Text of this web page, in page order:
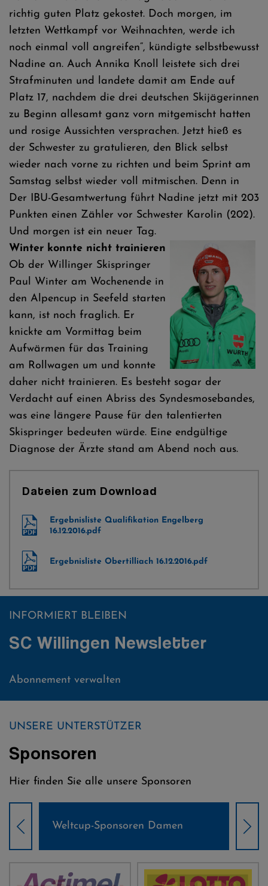
richtig guten Platz gekostet. Doch morgen, im
letzten Wettkampf vor Weihnachten, werde ich
noch einmal voll angreifen“, kündigte selbstbewusst
Nadine an. Auch Annika Knoll leistete sich drei
Strafminuten und landete damit am Ende auf
Platz 17, nachdem die drei deutschen Skijägerinnen
zu Beginn allesamt ganz vorn mitgemischt hatten
und rosige Aussichten versprachen. Jetzt hieß es
der Schwester zu gratulieren, den Blick selbst
wieder nach vorne zu richten und beim Sprint am
Samstag selbst wieder voll mitmischen. Denn in
Der IBU-Gesamtwertung führt Nadine jetzt mit 203
Punkten einen Zähler vor Schwester Karolin (202).
Und morgen ist ein neuer Tag.
Winter konnte nicht trainieren
Ob der Willinger Skispringer
Paul Winter am Wochenende in
den Alpencup in Seefeld starten
kann, ist noch fraglich. Er
knickte am Vormittag beim
Aufwärmen für das Training
am Rollwagen um und konnte
daher nicht trainieren. Es besteht sogar der
Verdacht auf einen Abriss des Syndesmosebandes,
was eine längere Pause für den talentierten
Skispringer bedeuten würde. Eine endgültige
Diagnose der Ärzte stand am Abend noch aus.
Dateien zum Download
Ergebnisliste Qualifikation Engelberg
16.12.2016.pdf
Ergebnisliste Obertilliach 16.12.2016.pdf
INFORMIERT BLEIBEN
SC Willingen Newsletter
Abonnement verwalten
UNSERE UNTERSTÜTZER
Sponsoren
Hier finden Sie alle unsere Sponsoren
Weltcup-Sponsoren Damen